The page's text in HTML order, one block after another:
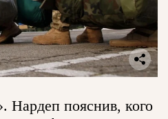
Нардеп пояснив, кого